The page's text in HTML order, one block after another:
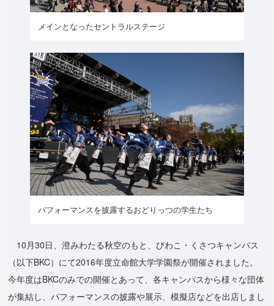
メインとなったセントラルステージ
パフォーマンスを披露するおどりっつの学生たち
10月30日、澄みわたる秋空のもと、びわこ・くさつキャンパス
（以下BKC）にて2016年度立命館大学学園祭が開催されました。
今年度はBKCのみでの開催とあって、各キャンパスから様々な団体
が集結し、パフォーマンスの披露や展示、模擬店などを出店しまし